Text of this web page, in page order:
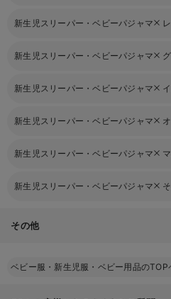
新生児スリーパー・ベビーパジャマ
新生児スリーパー・ベビーパジャマ
新生児スリーパー・ベビーパジャマ
新生児スリーパー・ベビーパジャマ
新生児スリーパー・ベビーパジャマ
新生児スリーパー・ベビーパジャマ
その他
ベビー服・新生児服・ベビー用品のTOP